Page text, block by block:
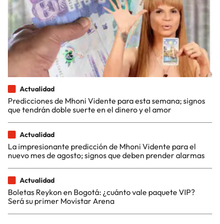
Actualidad
Predicciones de Mhoni Vidente para esta semana; signos
que tendrán doble suerte en el dinero y el amor
Actualidad
La impresionante predicción de Mhoni Vidente para el
nuevo mes de agosto; signos que deben prender alarmas
Actualidad
Boletas Reykon en Bogotá: ¿cuánto vale paquete VIP?
Será su primer Movistar Arena